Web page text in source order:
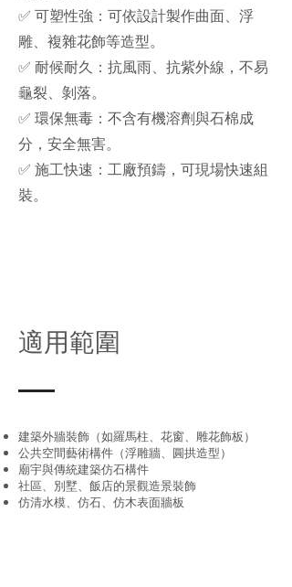
✅ 可塑性強：可依設計製作曲面、浮
雕、複雜花飾等造型。
✅ 耐候耐久：抗風雨、抗紫外線，不易
龜裂、剝落。
✅ 環保無毒：不含有機溶劑與石棉成
分，安全無害。
✅ 施工快速：工廠預鑄，可現場快速組
裝。
適用範圍
建築外牆裝飾（如羅馬柱、花窗、雕花飾板）
公共空間藝術構件（浮雕牆、圓拱造型）
廟宇與傳統建築仿石構件
社區、別墅、飯店的景觀造景裝飾
仿清水模、仿石、仿木表面牆板